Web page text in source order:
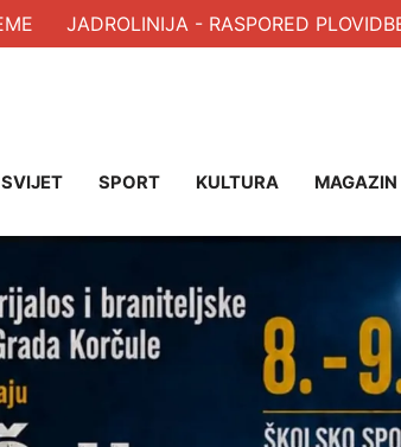
JADROLINIJA - RASPORED PLOVIDBE
SVIJET SPORT KULTURA MAGAZIN